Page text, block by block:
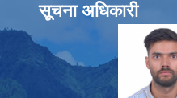
सूचना अधिकारी